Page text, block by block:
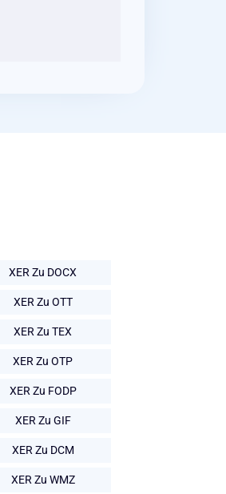
XER Zu DOCX
XER Zu OTT
XER Zu TEX
XER Zu OTP
XER Zu FODP
XER Zu GIF
XER Zu DCM
XER Zu WMZ